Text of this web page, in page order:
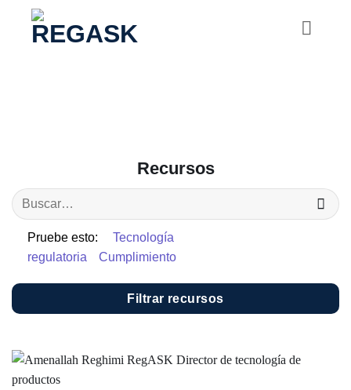
Saltar
Recursos
Pruebe esto:
Tecnología
regulatoria
Cumplimiento
Filtrar recursos